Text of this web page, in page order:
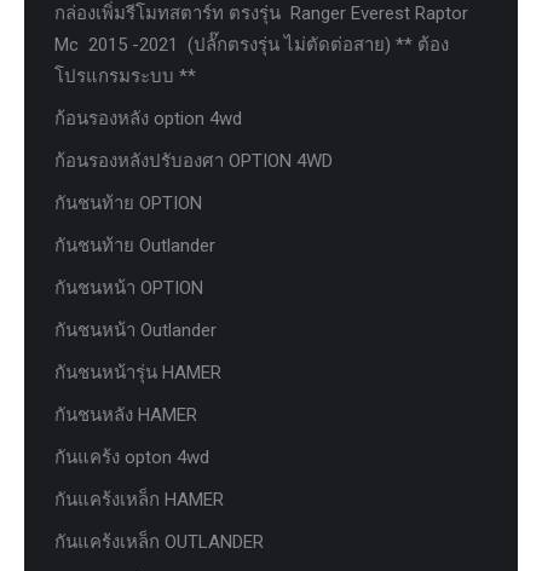
กล่องเพิ่มรีโมทสตาร์ท ตรงรุ่น Ranger Everest Raptor
Mc 2015 -2021 (ปลั๊กตรงรุ่น ไม่ตัดต่อสาย) ** ต้อง
โปรแกรมระบบ **
ก้อนรองหลัง option 4wd
ก้อนรองหลังปรับองศา OPTION 4WD
กันชนท้าย OPTION
กันชนท้าย Outlander
กันชนหน้า OPTION
กันชนหน้า Outlander
กันชนหน้ารุ่น HAMER
กันชนหลัง HAMER
กันแคร้ง opton 4wd
กันแคร้งเหล็ก HAMER
กันแคร้งเหล็ก OUTLANDER